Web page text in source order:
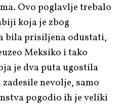
Ovo poglavlje trebalo
koja je zbog
bila prisiljena odustati,
Meksiko i tako
je dva puta ugostila
nevolje, samo
pogodio ih je veliki